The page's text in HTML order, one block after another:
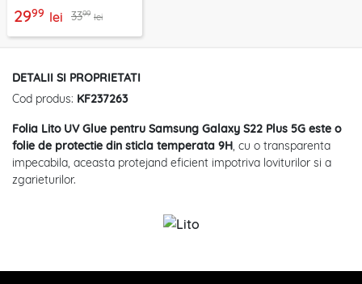
Cover, negru
2999 lei 3399 lei
DETALII SI PROPRIETATI
Cod produs: KF237263
Folia Lito UV Glue pentru Samsung Galaxy S22 Plus 5G este o
folie de protectie din sticla temperata 9H, cu o transparenta
impecabila, aceasta protejand eficient impotriva loviturilor si a
zgarieturilor.